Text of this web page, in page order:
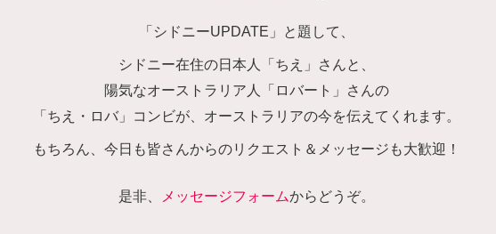
「シドニーUPDATE」と題して、
シドニー在住の日本人「ちえ」さんと、
陽気なオーストラリア人「ロバート」さんの
「ちえ・ロバ」コンビが、オーストラリアの今を伝えてくれます。
もちろん、今日も皆さんからのリクエスト＆メッセージも大歓迎！
是非、 メッセージフォームからどうぞ。